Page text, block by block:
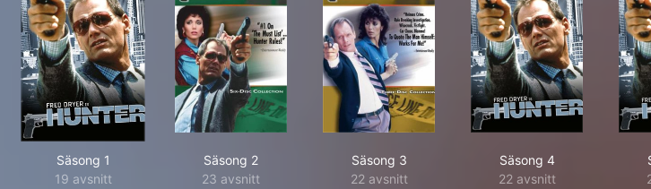
Säsong 1
19 avsnitt
Säsong 2
23 avsnitt
Säsong 3
22 avsnitt
Säsong 4
22 avsnitt